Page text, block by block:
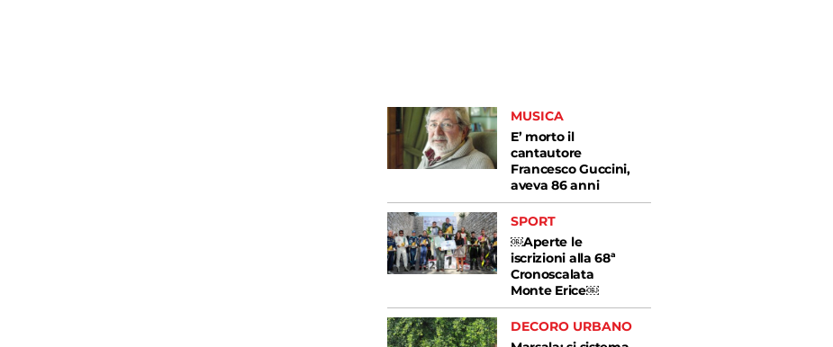
MUSICA
E’ morto il
cantautore
Francesco Guccini,
aveva 86 anni
SPORT
￼Aperte le
iscrizioni alla 68ª
Cronoscalata
Monte Erice￼
DECORO URBANO